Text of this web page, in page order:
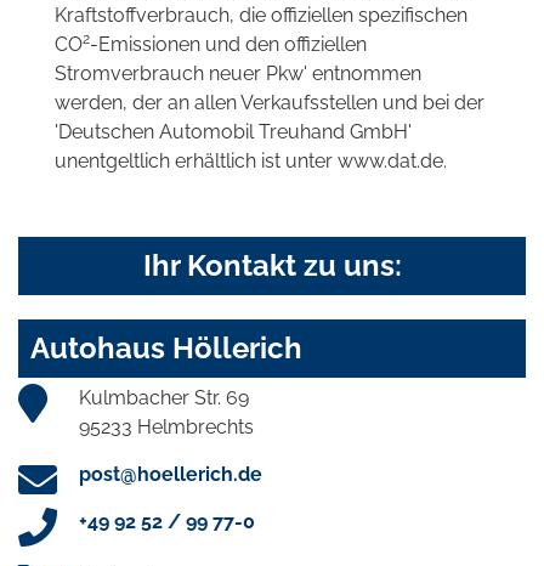
Kraftstoffverbrauch, die offiziellen spezifischen
CO2-Emissionen und den offiziellen
Stromverbrauch neuer Pkw' entnommen
werden, der an allen Verkaufsstellen und bei der
'Deutschen Automobil Treuhand GmbH'
unentgeltlich erhältlich ist unter www.dat.de.
Ihr Kontakt zu uns:
Autohaus Höllerich
Kulmbacher Str. 69
95233 Helmbrechts
post@hoellerich.de
+49 92 52 / 99 77-0